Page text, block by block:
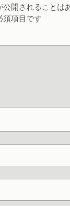
開されることは
須項目です